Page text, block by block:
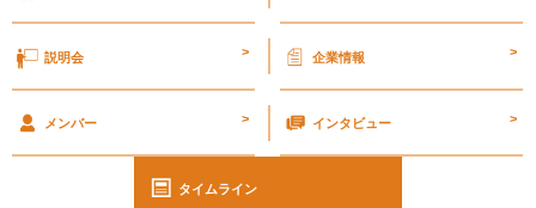
事
#
【株
説明会 > 企業情報 >
メンバー > インタビュー >
タイムライン